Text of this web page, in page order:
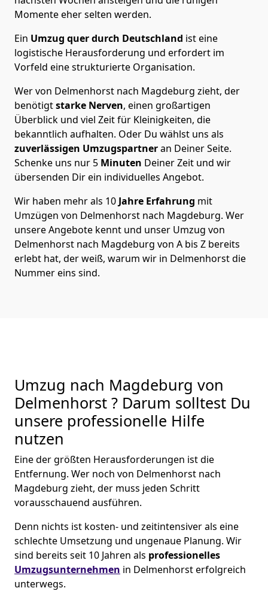
Momente eher selten werden.
Ein Umzug quer durch Deutschland ist eine
logistische Herausforderung und erfordert im
Vorfeld eine strukturierte Organisation.
Wer von Delmenhorst nach Magdeburg zieht, der
benötigtstarke Nerven, einen großartigen
Überblick und viel Zeit für Kleinigkeiten, die
bekanntlich aufhalten. Oder Du wählst uns als
zuverlässigen Umzugspartneran Deiner Seite.
Schenke uns nur 5 Minuten Deiner Zeit und wir
übersenden Dir ein individuelles Angebot.
Wir haben mehr als 10 Jahre Erfahrung mit
Umzügen von Delmenhorst nach Magdeburg. Wer
unsere Angebote kennt und unser Umzug von
Delmenhorst nach Magdeburg von A bis Z bereits
erlebt hat, der weiß, warum wir in Delmenhorst die
Nummer eins sind.
Umzug nach Magdeburg von
Delmenhorst ? Darum solltest Du
unsere professionelle Hilfe
nutzen
Eine der größten Herausforderungen ist die
Entfernung. Wer noch von Delmenhorst nach
Magdeburg zieht, der muss jeden Schritt
vorausschauend ausführen.
Denn nichts ist kosten- und zeitintensiver als eine
schlechte Umsetzung und ungenaue Planung. Wir
sind bereits seit 10 Jahren als professionelles
Umzugsunternehmen in Delmenhorst erfolgreich
unterwegs.